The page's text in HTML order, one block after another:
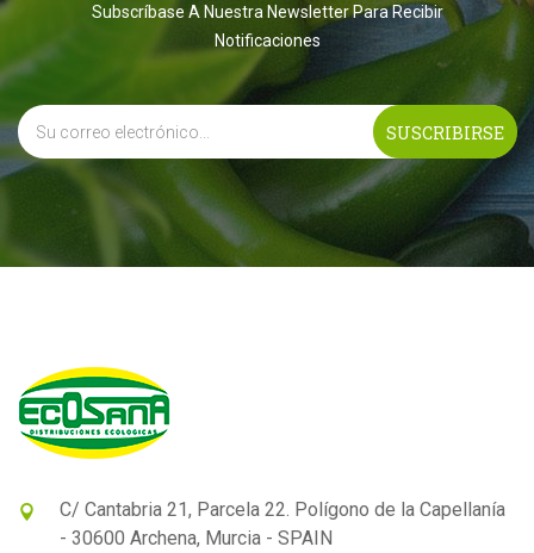
Subscríbase A Nuestra Newsletter Para Recibir
Notificaciones
C/ Cantabria 21, Parcela 22. Polígono de la Capellanía
- 30600 Archena, Murcia - SPAIN